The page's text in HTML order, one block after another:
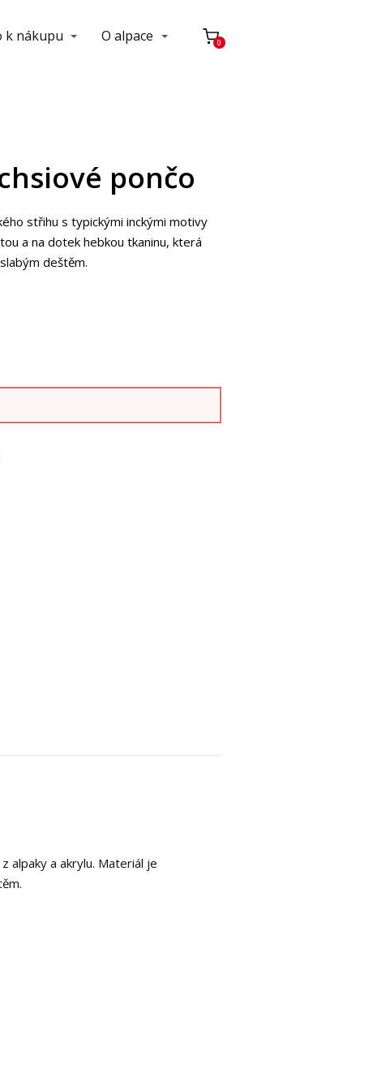
k nákupu O alpace 0
pončo
střihu s typickými inckými motivy
a na dotek hebkou tkaninu, která
deštěm.
alpaky a akrylu. Materiál je